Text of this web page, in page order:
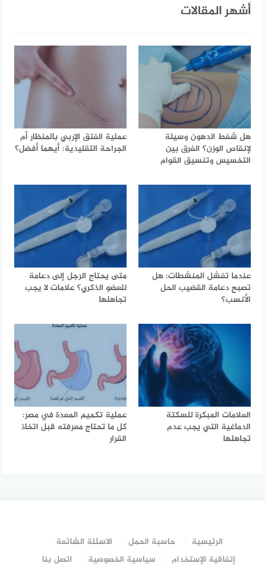
أشهر المقالات
هل شفط الدهون وسيلة
لإنقاص الوزن؟ الفرق بين
التخسيس وتنسيق القوام
عملية الفتق الإربي بالمنظار أم
الجراحة التقليدية: أيهما أفضل؟
عندما تفشل المنشطات: هل
تصبح دعامة القضيب الحل
الأنسب؟
متى يحتاج الرجل إلى دعامة
للعضو الذكري؟ علامات لا يجب
تجاهلها
العلامات المبكرة للسكتة
الدماغية التي يجب عدم
تجاهلها
عملية تكميم المعدة في مصر:
كل ما تحتاج معرفته قبل اتخاذ
القرار
الرئيسية حاسبة الحمل
الاسئلة الشائعة
إتفاقية الإستخدام
سياسية الخصوصية اتصل بنا